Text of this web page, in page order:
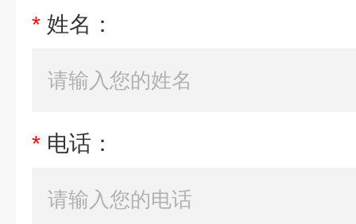
* 姓名：
* 电话：